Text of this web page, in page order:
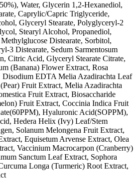
Water, Glycerin 1,2-Hexanediol,
Caprylic/Capric Triglyceride,
Glyceryl Stearate, Polyglyceryl-2
Stearyl Alcohol, Propanediol,
Distearate, Sorbitol,
3 Distearate, Sedum Sarmentosum
Citric Acid, Glyceryl Stearate Citrate,
(Banana) Flower Extract, Rosa
Disodium EDTA Melia Azadirachta Leaf
Fruit Extract, Melia Azadirachta
Fruit Extract, Biosaccharide
Fruit Extract, Coccinia Indica Fruit
Hyaluronic Acid(SOPPM),
Hedera Helix (Ivy) Leaf/Stem
Solanum Melongena Fruit Extract,
Equisetum Arvense Extract, Olea
Vaccinium Macrocarpon (Cranberry)
Sanctum Leaf Extract, Sophora
Longa (Turmeric) Root Extract,